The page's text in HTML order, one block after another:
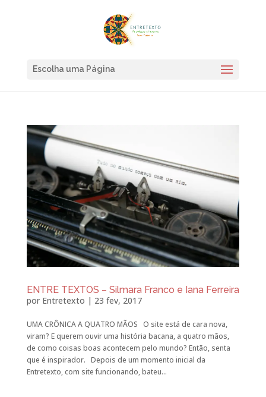
Escolha uma Página
ENTRE TEXTOS – Silmara Franco e Iana Ferreira
por Entretexto | 23 fev, 2017
UMA CRÔNICA A QUATRO MÃOS O site está de cara nova,
viram? E querem ouvir uma história bacana, a quatro mãos,
de como coisas boas acontecem pelo mundo? Então, senta
que é inspirador. Depois de um momento inicial da
Entretexto, com site funcionando, bateu...